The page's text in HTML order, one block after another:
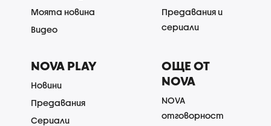
Моята новина
Видео
Предавания и
сериали
NOVA PLAY
Новини
Предавания
Сериали
ОЩЕ ОТ
NOVA
NOVA
отговорност